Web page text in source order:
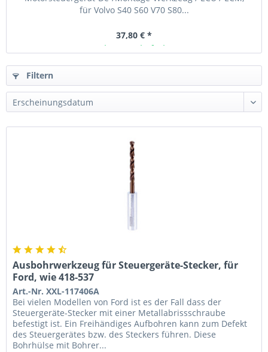
für Volvo S40 S60 V70 S80...
37,80 € *
Ab Lager lieferbar
Filtern
Ausbohrwerkzeug für Steuergeräte-Stecker, für
Ford, wie 418-537
Art.-Nr. XXL-117406A
Bei vielen Modellen von Ford ist es der Fall dass der
Steuergeräte-Stecker mit einer Metallabrissschraube
befestigt ist. Ein Freihändiges Aufbohren kann zum Defekt
des Steuergerätes bzw. des Steckers führen. Diese
Bohrhülse mit Bohrer...